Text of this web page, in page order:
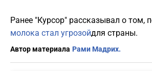
Ранее "Курсор" рассказывал о том,
молока стал угрозойдля страны.
Автор материала Рами Мадрих.